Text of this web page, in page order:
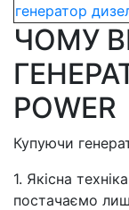
генератор
ЧОМУ
POWER
Купуючи
1. Якісна
постачаємо